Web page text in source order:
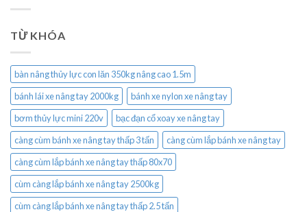
TỪ KHÓA
bàn nâng thủy lực con lăn 350kg nâng cao 1.5m
bánh lái xe nâng tay 2000kg
bánh xe nylon xe nâng tay
bơm thủy lực mini 220v
bạc đạn cổ xoay xe nâng tay
càng cùm bánh xe nâng tay thấp 3 tấn
càng cùm lắp bánh xe nâng tay
càng cùm lắp bánh xe nâng tay thấp 80x70
cùm càng lắp bánh xe nâng tay 2500kg
cùm càng lắp bánh xe nâng tay thấp 2.5 tấn